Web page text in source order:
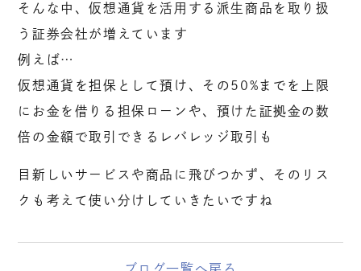
そんな中、仮想通貨を活用する派生商品を取り扱
う証券会社が増えています
例えば…
仮想通貨を担保として預け、その50%までを上限
にお金を借りる担保ローンや、預けた証拠金の数
倍の金額で取引できるレバレッジ取引も
目新しいサービスや商品に飛びつかず、そのリス
クも考えて使い分けしていきたいですね